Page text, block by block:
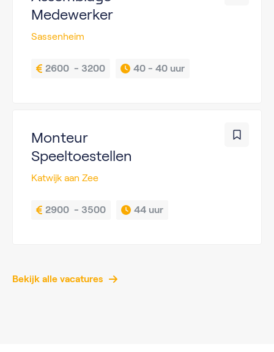
Medewerker
Sassenheim
2600  - 3200 40 - 40 uur
Monteur
Speeltoestellen
Katwijk aan Zee
2900  - 3500 44 uur
Bekijk alle vacatures